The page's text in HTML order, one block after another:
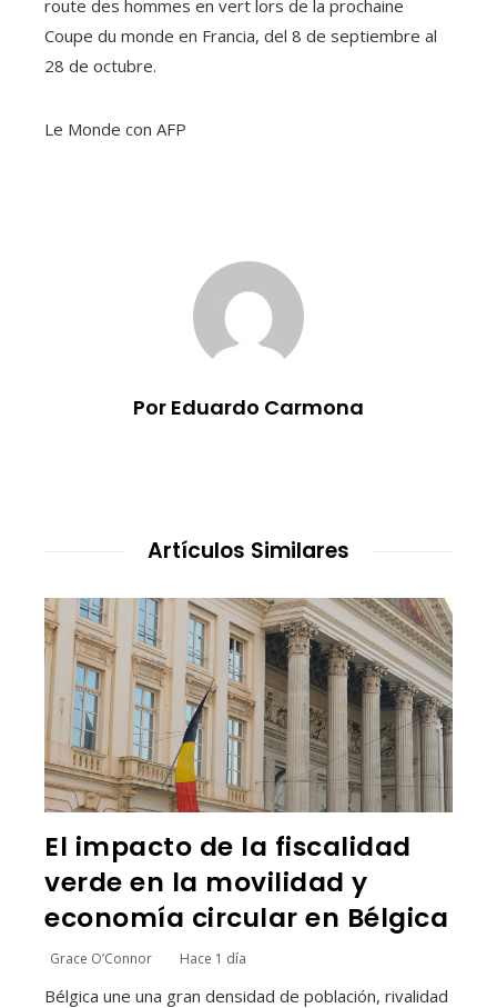
route des hommes en vert lors de la prochaine
Coupe du monde en Francia, del 8 de septiembre al
28 de octubre.
Le Monde con AFP
Por Eduardo Carmona
Artículos Similares
El impacto de la fiscalidad
verde en la movilidad y
economía circular en Bélgica
Grace O’Connor Hace 1 día
Bélgica une una gran densidad de población, rivalidad